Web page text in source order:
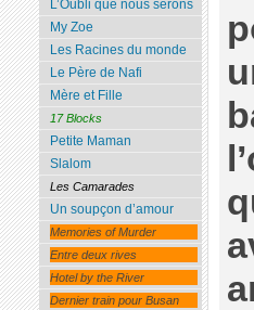
L’Oubli que nous serons
My Zoe
Les Racines du monde
Le Père de Nafi
Mère et Fille
17 Blocks
Petite Maman
Slalom
Les Camarades
Un soupçon d’amour
Memories of Murder
Entre deux rives
Hotel by the River
Dernier train pour Busan